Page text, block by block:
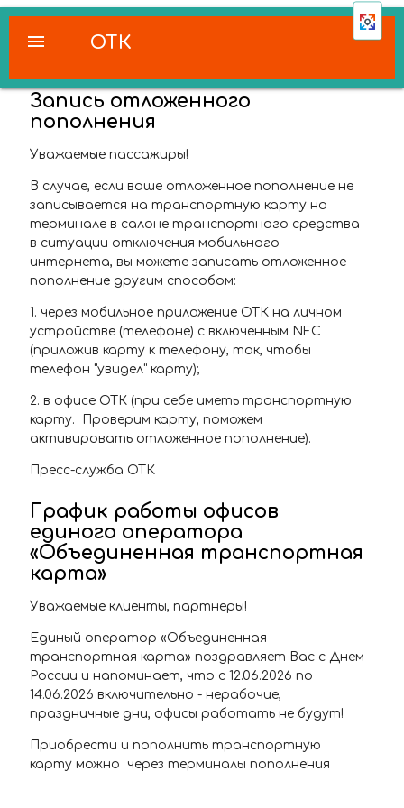
ОТК
menu
Запись отложенного
пополнения
Уважаемые пассажиры!
В случае, если ваше отложенное пополнение не
записывается на транспортную карту на
терминале в салоне транспортного средства
в ситуации отключения мобильного
интернета, вы можете записать отложенное
пополнение другим способом:
1. через мобильное приложение ОТК на личном
устройстве (телефоне) с включенным NFC
(приложив карту к телефону, так, чтобы
телефон "увидел" карту);
2. в офисе ОТК (при себе иметь транспортную
карту. Проверим карту, поможем
активировать отложенное пополнение).
Пресс-служба ОТК
График работы офисов
единого оператора
«Объединенная транспортная
карта»
Уважаемые клиенты, партнеры!
Единый оператор «Объединенная
транспортная карта» поздравляет Вас с Днем
России и напоминает, что с 12.06.2026 по
14.06.2026 включительно - нерабочие,
праздничные дни, офисы работать не будут!
Приобрести и пополнить транспортную
карту можно через терминалы пополнения